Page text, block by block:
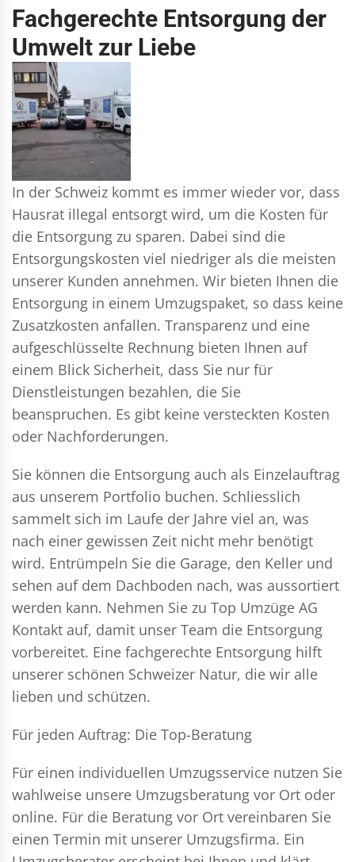
Fachgerechte Entsorgung der
Umwelt zur Liebe
In der Schweiz kommt es immer wieder vor, dass
Hausrat illegal entsorgt wird, um die Kosten für
die Entsorgung zu sparen. Dabei sind die
Entsorgungskosten viel niedriger als die meisten
unserer Kunden annehmen. Wir bieten Ihnen die
Entsorgung in einem Umzugspaket, so dass keine
Zusatzkosten anfallen. Transparenz und eine
aufgeschlüsselte Rechnung bieten Ihnen auf
einem Blick Sicherheit, dass Sie nur für
Dienstleistungen bezahlen, die Sie
beanspruchen. Es gibt keine versteckten Kosten
oder Nachforderungen.
Sie können die Entsorgung auch als Einzelauftrag
aus unserem Portfolio buchen. Schliesslich
sammelt sich im Laufe der Jahre viel an, was
nach einer gewissen Zeit nicht mehr benötigt
wird. Entrümpeln Sie die Garage, den Keller und
sehen auf dem Dachboden nach, was aussortiert
werden kann. Nehmen Sie zu Top Umzüge AG
Kontakt auf, damit unser Team die Entsorgung
vorbereitet. Eine fachgerechte Entsorgung hilft
unserer schönen Schweizer Natur, die wir alle
lieben und schützen.
Für jeden Auftrag: Die Top-Beratung
Für einen individuellen Umzugsservice nutzen Sie
wahlweise unsere Umzugsberatung vor Ort oder
online. Für die Beratung vor Ort vereinbaren Sie
einen Termin mit unserer Umzugsfirma. Ein